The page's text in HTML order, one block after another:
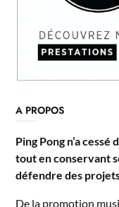
A PROPOS
Ping Pong n’a
tout en conservant
défendre des
De la promotion